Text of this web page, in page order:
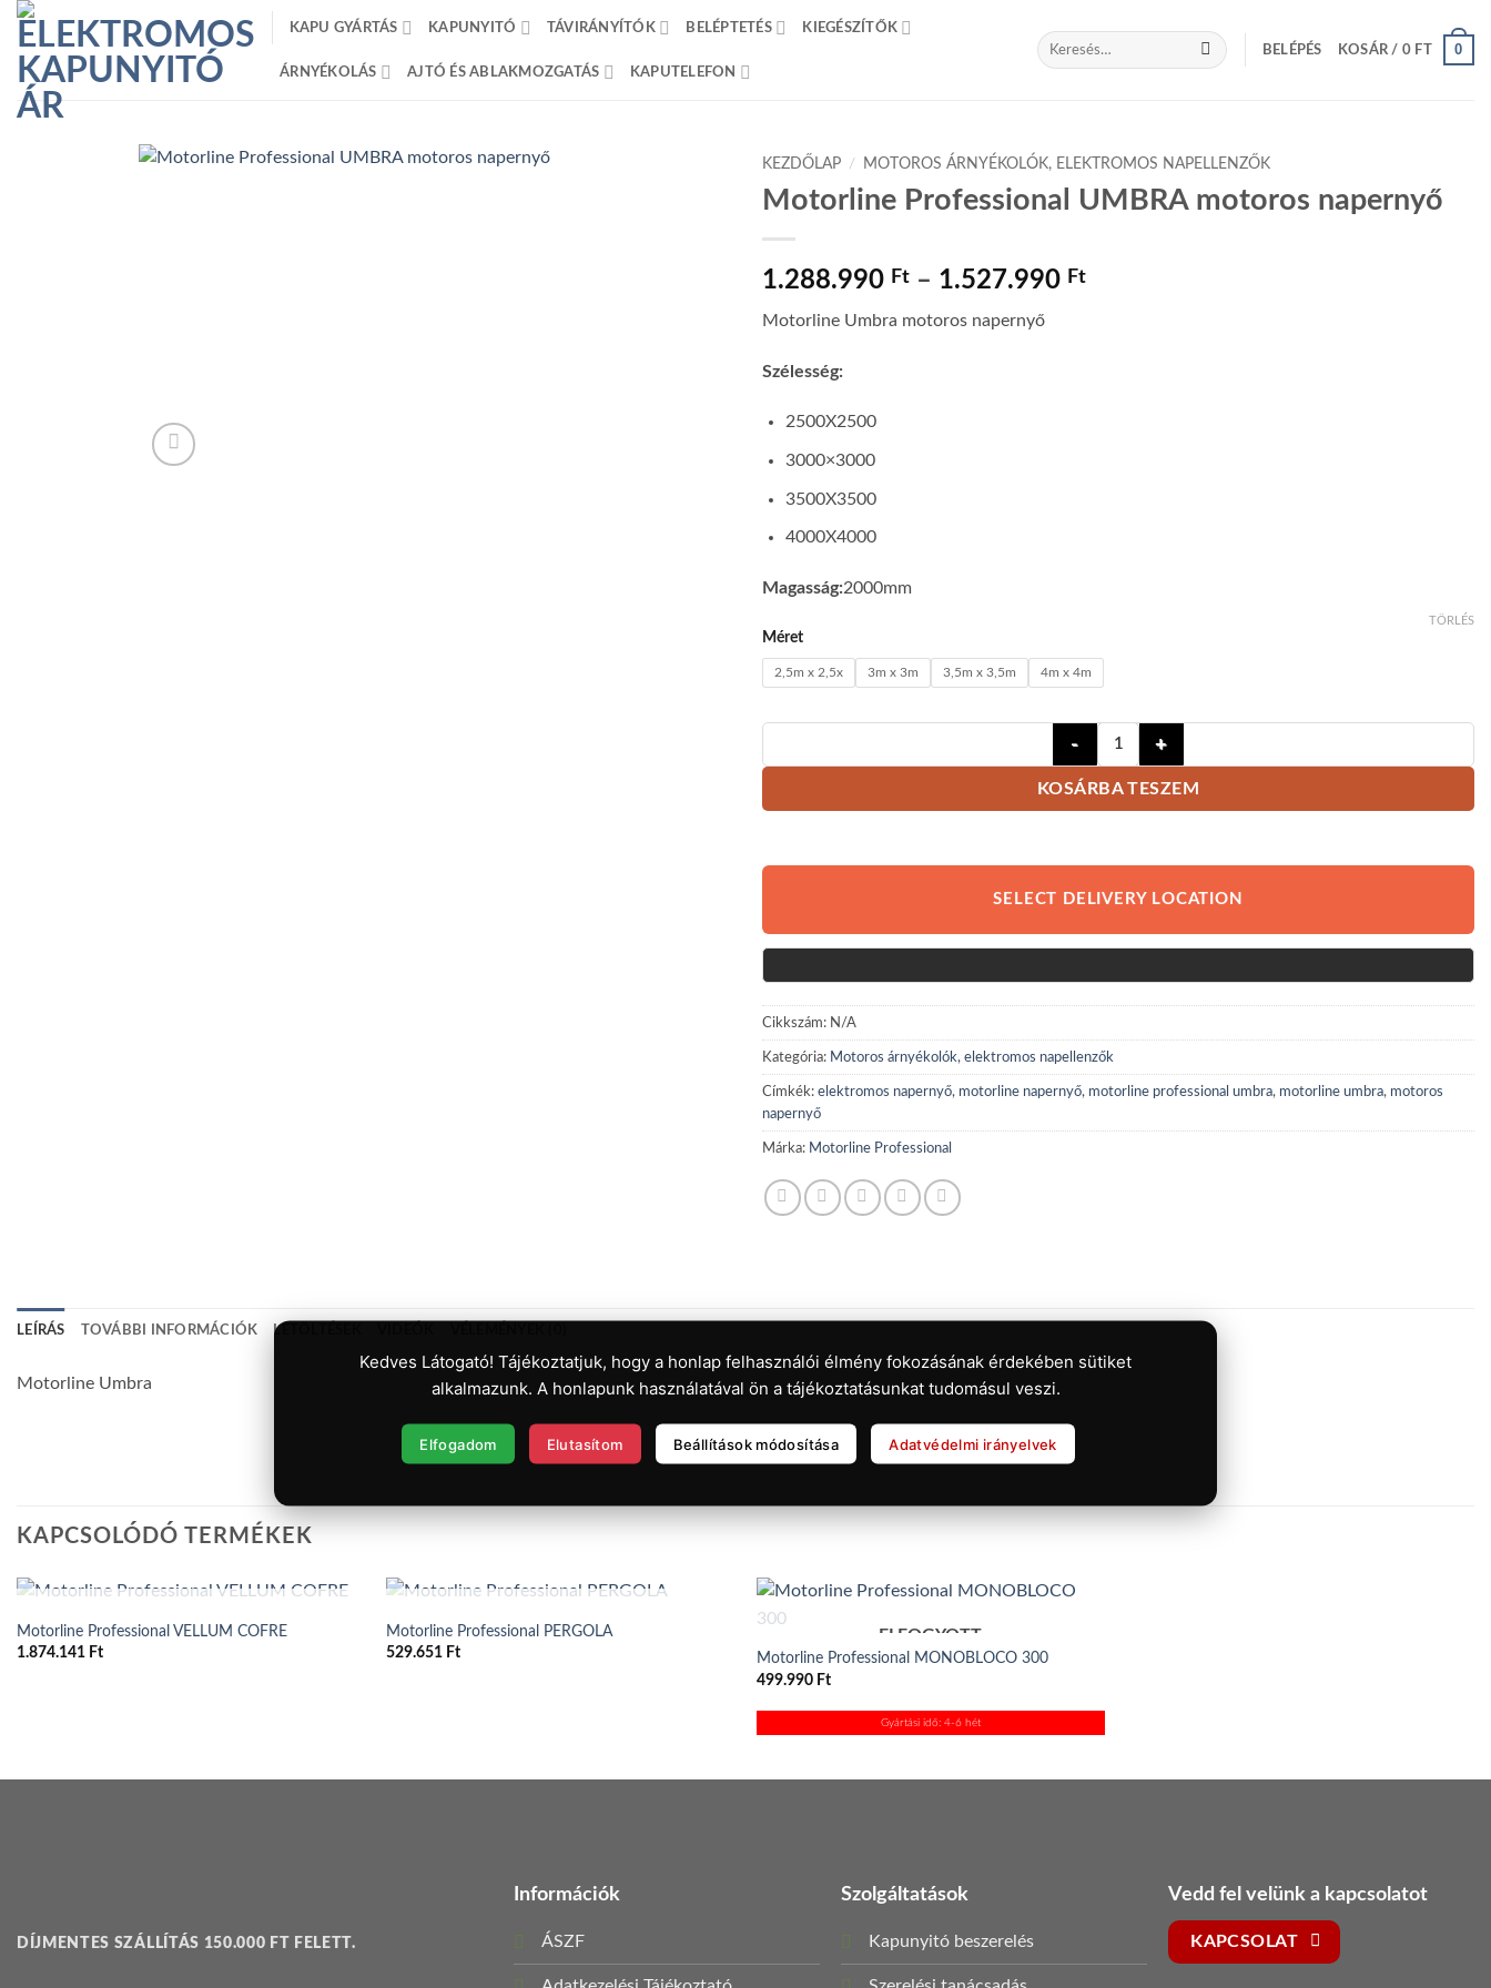
Skip
content
KAPU GYÁRTÁS KAPUNYITÓ TÁVIRÁNYÍTÓK BELÉPTETÉS KIEGÉSZÍTŐK
ÁRNYÉKOLÁS AJTÓ ÉS ABLAKMOZGATÁS KAPUTELEFON
Keresés
a
BELÉPÉS KOSÁR / 0 FT 0
KEZDŐLAP / MOTOROS ÁRNYÉKOLÓK, ELEKTROMOS NAPELLENZŐK
Motorline Professional UMBRA motoros napernyő
1.288.990 Ft – 1.527.990 FtÁrtartomány:
Motorline Umbra motoros napernyő
Szélesség:
2500X2500
3000×3000
3500X3500
4000X4000
Magasság:2000mm
Méret
2,5m x 2,5x 3m x 3m 3,5m x 3,5m 4m x 4m
TÖRLÉS
Motorline Professional UMBRA motoros napernyő
KOSÁRBA TESZEM
SELECT DELIVERY LOCATION
Cikkszám: N/A
Kategória: Motoros árnyékolók, elektromos napellenzők
Címkék: elektromos napernyő, motorline napernyő, motorline professional umbra, motorline umbra, motoros
napernyő
Márka: Motorline Professional
LEÍRÁS TOVÁBBI INFORMÁCIÓK LETÖLTÉSEK
Motorline Umbra
KAPCSOLÓDÓ TERMÉKEK
ELFOGYOTT
Motorline Professional VELLUM COFRE
1.874.141 Ft
ELFOGYOTT
Motorline Professional PERGOLA
529.651 Ft
ELFOGYOTT
Motorline Professional MONOBLOCO 300
499.990 Ft
Gyártási idő: 4-6 hét
DÍJMENTES SZÁLLÍTÁS 150.000 FT FELETT.
Információk
ÁSZF
Szolgáltatások
Kapunyitó beszerelés
Vedd fel velünk a kapcsolatot
KAPCSOLAT
Kedves Látogató! Tájékoztatjuk, hogy a honlap felhasználói élmény fokozásának érdekében sütiket
alkalmazunk. A honlapunk használatával ön a tájékoztatásunkat tudomásul veszi.
Elfogadom Elutasítom Beállítások módosítása Adatvédelmi irányelvek